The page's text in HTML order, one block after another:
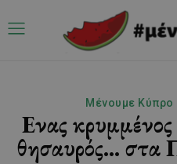
Μένουμε Κύπρο
Ενας
θησαυρός… στα